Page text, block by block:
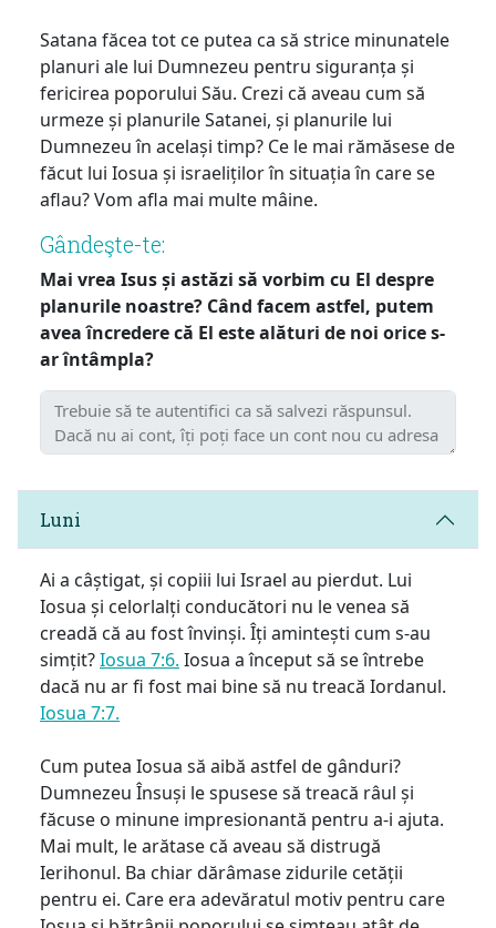
Satana făcea tot ce putea ca să strice minunatele
planuri ale lui Dumnezeu pentru siguranța și
fericirea poporului Său. Crezi că aveau cum să
urmeze și planurile Satanei, și planurile lui
Dumnezeu în același timp? Ce le mai rămăsese de
făcut lui Iosua și israeliților în situația în care se
aflau? Vom afla mai multe mâine.
Gândeşte-te:
Mai vrea Isus și astăzi să vorbim cu El despre
planurile noastre? Când facem astfel, putem
avea încredere că El este alături de noi orice s-
ar întâmpla?
Luni
Ai a câștigat, și copiii lui Israel au pierdut. Lui
Iosua și celorlalți conducători nu le venea să
creadă că au fost învinși. Îți amintești cum s-au
simțit?Iosua 7:6. Iosua a început să se întrebe
dacă nu ar fi fost mai bine să nu treacă Iordanul.
Iosua 7:7.
Cum putea Iosua să aibă astfel de gânduri?
Dumnezeu Însuși le spusese să treacă râul și
făcuse o minune impresionantă pentru a-i ajuta.
Mai mult, le arătase că aveau să distrugă
Ierihonul. Ba chiar dărâmase zidurile cetății
pentru ei. Care era adevăratul motiv pentru care